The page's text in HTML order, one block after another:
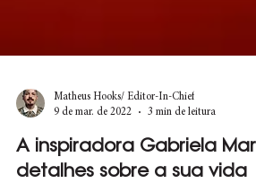
Matheus Hooks/ Editor-In-Chief
9 de mar. de 2022
3 min de leitura